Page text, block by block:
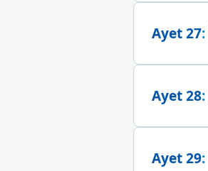
Ayet 27:
Ayet 28:
Ayet 29: